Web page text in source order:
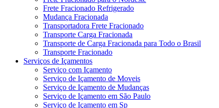
Frete Fracionado Refrigerado
Mudança Fracionada
Transportadora Frete Fracionado
Transporte Carga Fracionada
Transporte de Carga Fracionada para Todo o Brasil
Transporte Fracionado
Serviços de Içamentos
Serviço com Içamento
Serviço de Içamento de Moveis
Serviço de Içamento de Mudanças
Serviço de Içamento em São Paulo
Serviço de Içamento em Sp